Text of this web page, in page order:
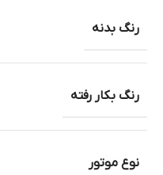
رنگ بدنه
رنگ بکار رفته
نوع موتور